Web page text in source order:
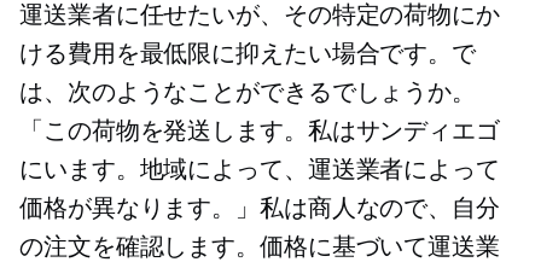
運送業者に任せたいが、その特定の荷物にか
ける費用を最低限に抑えたい場合です。で
は、次のようなことができるでしょうか。
「この荷物を発送します。私はサンディエゴ
にいます。地域によって、運送業者によって
価格が異なります。」私は商人なので、自分
の注文を確認します。価格に基づいて運送業